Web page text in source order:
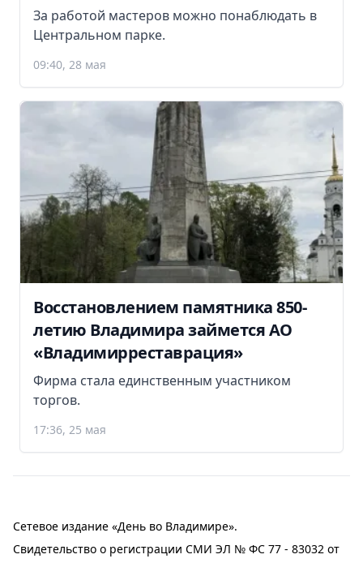
За работой мастеров можно понаблюдать в
Центральном парке.
09:40, 28 мая
Восстановлением памятника 850-
летию Владимира займется АО
«Владимирреставрация»
Фирма стала единственным участником
торгов.
17:36, 25 мая
Сетевое издание «День во Владимире».
Свидетельство о регистрации СМИ ЭЛ № ФС 77 - 83032 от